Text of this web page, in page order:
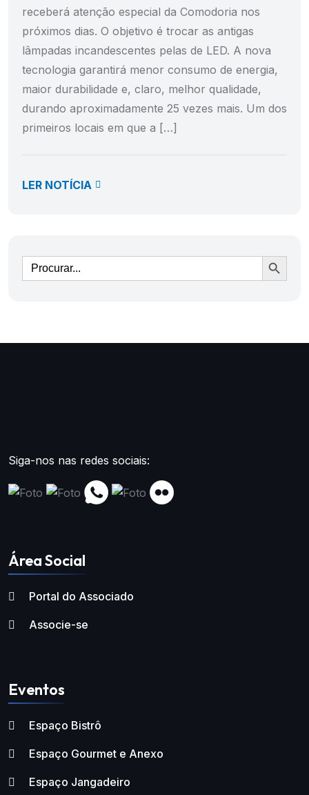
receberá atenção especial da Comodoria nos
próximos dias. O objetivo é trocar as antigas
lâmpadas incandescentes pelas de LED. A nova
tecnologia garantirá menor consumo de energia,
maior durabilidade e, claro, melhor qualidade,
durando aproximadamente 25 vezes mais. Um dos
primeiros locais em que a […]
LER NOTÍCIA
Ir
Siga-nos nas redes sociais:
Área Social
Portal do Associado
Associe-se
Eventos
Espaço Bistrô
Espaço Gourmet e Anexo
Espaço Jangadeiro